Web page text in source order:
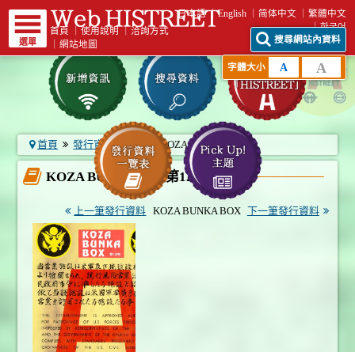
選單
首頁 ｜使用說明 ｜洽詢方式
｜網站地圖
日本語 English 简体中文
繁體中文
한국어
搜尋網站內資料
字體大小 A A
首頁 發行資料一覽表 KOZA BUNKA B...
KOZA BUNKA BOX第12號
上一筆發行資料 KOZA BUNKA BOX 下一筆發行資料